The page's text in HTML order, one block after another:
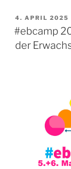
POSTED
ON
4. APRIL 2025
#ebcamp
der